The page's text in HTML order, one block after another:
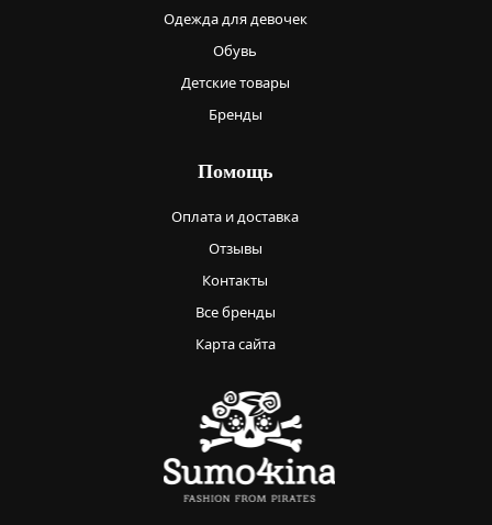
Одежда для девочек
Обувь
Детские товары
Бренды
Помощь
Оплата и доставка
Отзывы
Контакты
Все бренды
Карта сайта